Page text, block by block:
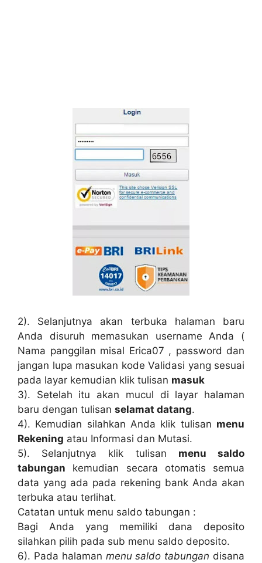
2). Selanjutnya akan terbuka halaman baru
Anda disuruh memasukan username Anda (
Nama panggilan misal Erica07 , password dan
jangan lupa masukan kode Validasi yang sesuai
pada layar kemudian klik tulisan masuk
3). Setelah itu akan mucul di layar halaman
baru dengan tulisan selamat datang.
4). Kemudian silahkan Anda klik tulisan menu
Rekening atau Informasi dan Mutasi.
5). Selanjutnya klik tulisan menu saldo
tabungan kemudian secara otomatis semua
data yang ada pada rekening bank Anda akan
terbuka atau terlihat.
Catatan untuk menu saldo tabungan :
Bagi Anda yang memiliki dana deposito
silahkan pilih pada sub menu saldo deposito.
6). Pada halaman menu saldo tabungan disana